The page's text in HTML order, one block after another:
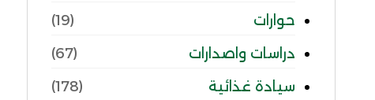
حوارات
(19)
دراسات واصدارات
(67)
سيادة غذائية
(178)